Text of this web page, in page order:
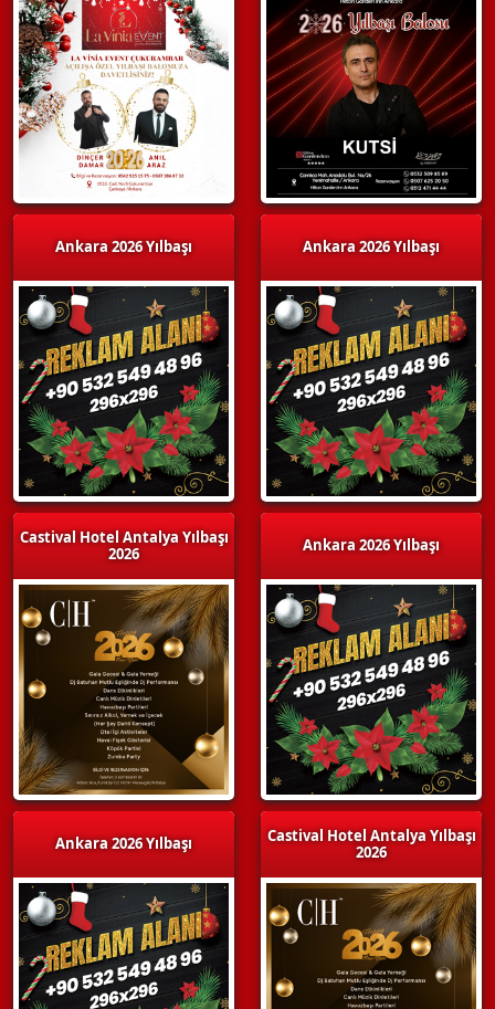
Ankara 2026 Yılbaşı
Castival Hotel Antalya Yılbaşı
2026
Ankara 2026 Yılbaşı
Ankara 2026 Yılbaşı
Ankara 2026 Yılbaşı
Castival Hotel Antalya Yılbaşı
2026